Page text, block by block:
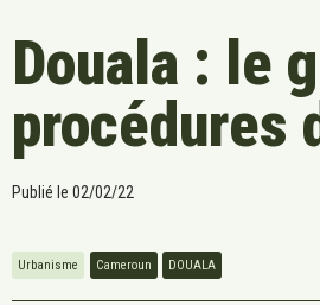
Douala : le
procédures
Publié le 02/02/22
Urbanisme Cameroun DOUALA